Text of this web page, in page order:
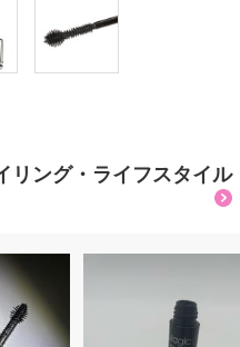
リング・ライフスタイル